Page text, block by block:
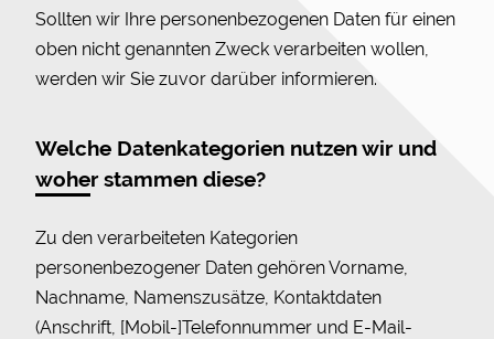
Sollten wir Ihre personenbezogenen Daten für einen
oben nicht genannten Zweck verarbeiten wollen,
werden wir Sie zuvor darüber informieren.
Welche Datenkategorien nutzen wir und
woher stammen diese?
Zu den verarbeiteten Kategorien
personenbezogener Daten gehören Vorname,
Nachname, Namenszusätze, Kontaktdaten
(Anschrift, [Mobil-]Telefonnummer und E-Mail-